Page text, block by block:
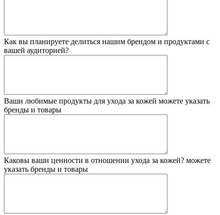
Как вы планируете делиться нашим брендом и продуктами с
вашей аудиторией?
Ваши любимые продукты для ухода за кожей можете указать
бренды и товары
Каковы ваши ценности в отношении ухода за кожей? можете
указать бренды и товары